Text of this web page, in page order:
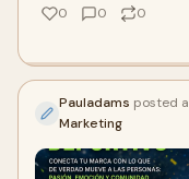
0 0 0
Pauladams posted
Marketing